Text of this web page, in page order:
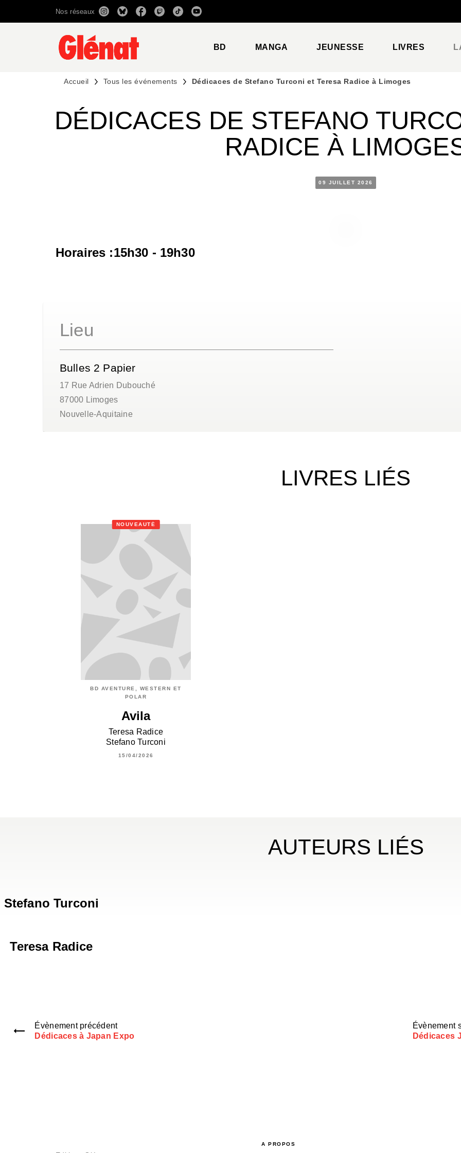
RECHERCHE CONTENU
Nos réseaux
BD MANGA JEUNESSE LIVRES
Accueil Tous les événements Dédicaces de Stefano Turconi et Teresa Radice à Limoges
DÉDICACES DE STEFANO
RADICE À
09 JUILLET 2026
Horaires :15h30 - 19h30
Lieu
Bulles 2 Papier
17 Rue Adrien Dubouché
87000 Limoges
Nouvelle-Aquitaine
LIVRES LIÉS
NOUVEAUTÉ
BD AVENTURE, WESTERN ET
POLAR
Avila
Teresa Radice
Stefano Turconi
15/04/2026
AUTEURS LIÉS
Stefano Turconi
Teresa Radice
Évènement précédent
Dédicaces à Japan Expo
Évènement
Dédicaces
A PROPOS